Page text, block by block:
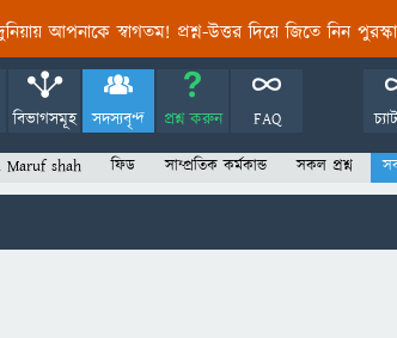
আপনাকে স্বাগতম! প্রশ্ন-উত্তর দিয়ে জিতে নিন
বিভাগসমূহ সদস্যবৃন্দ প্রশ্ন করুন FAQ
Maruf shah ফিড সাম্প্রতিক কর্মকান্ড সকল প্রশ্ন